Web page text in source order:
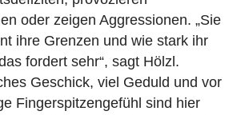
oder zeigen Aggressionen. „Sie
ihre Grenzen und wie stark ihr
fordert sehr“, sagt Hölzl.
Geschick, viel Geduld und vor
Fingerspitzengefühl sind hier